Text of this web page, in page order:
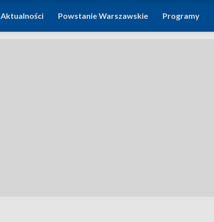
Aktualności Powstanie Warszawskie Programy